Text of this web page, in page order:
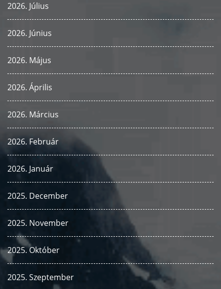
2026. Július
2026. Június
2026. Május
2026. Április
2026. Március
2026. Február
2026. Január
2025. December
2025. November
2025. Október
2025. Szeptember